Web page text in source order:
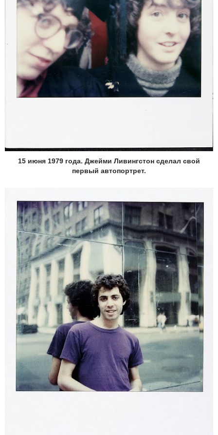
15 июня 1979 года. Джейми Ливингстон сделал свой
первый автопортрет.